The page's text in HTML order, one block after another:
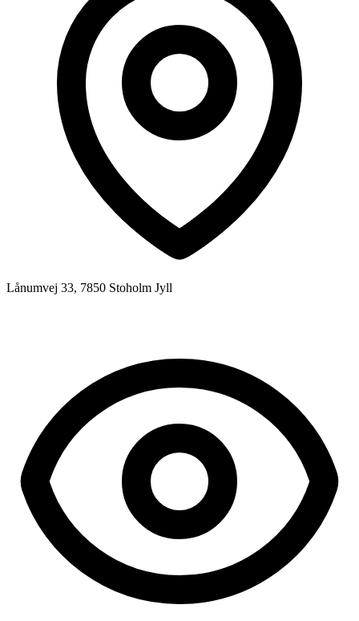
Lånumvej 33, 7850 Stoholm Jyll